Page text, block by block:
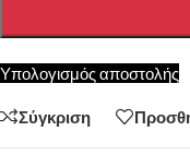
Υπολογισμός αποστολής
Σύγκριση